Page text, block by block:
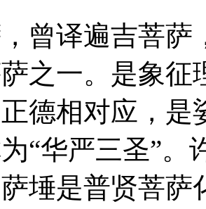
曾译遍吉菩萨
之一。是象征
德相对应，
“华严三圣”。
埵是普贤菩